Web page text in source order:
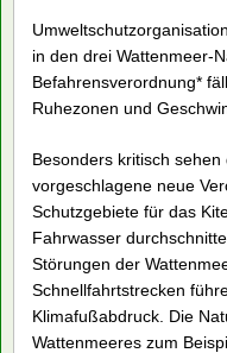
in den drei Wattenmeer-
Befahrensverordnung*
Ruhezonen und
Besonders kritisch
vorgeschlagene neue
Schutzgebiete für das
Fahrwasser
Störungen der
Schnellfahrtstrecken
Klimafußabdruck. Die
Wattenmeeres zum